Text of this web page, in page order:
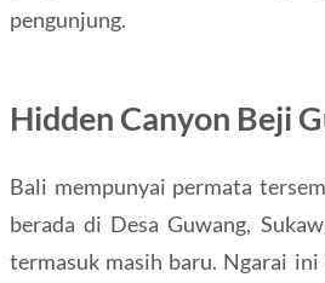
pengunjung.
Hidden Canyon Beji
Bali mempunyai permata
berada di Desa Guwang,
termasuk masih baru. Ngarai